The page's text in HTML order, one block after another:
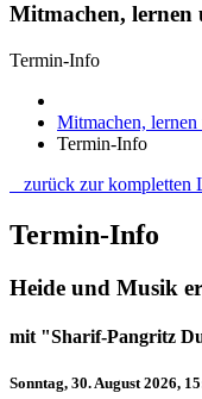
Mitmachen, lernen
Termin-Info
Mitmachen, lernen
Termin-Info
zurück zur kompletten
Termin-Info
Heide und Musik
mit "Sharif-Pangritz
Sonntag, 30. August 2026,